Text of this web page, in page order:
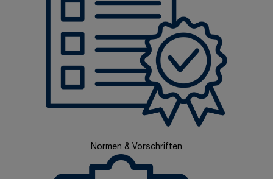
Normen & Vorschriften